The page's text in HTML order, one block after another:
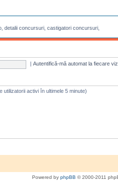
detalii concursuri, castigatori concursuri,
|Autentifică-mă automat la fiecare
activi în ultimele 5 minute)
Powered by phpBB © 2000-2011